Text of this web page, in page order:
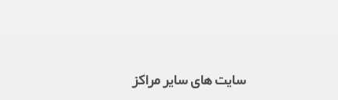
سایت های سایر مراکز